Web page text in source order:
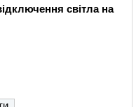
світла на